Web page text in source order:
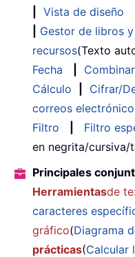
Vista de diseño
Gestor de libros
recursos(Texto
Fecha
Cálculo
Cifrar/
correos
Filtro
Filtro
en negrita/cursiva/
Principales
Herramientasde
caracteres
gráfico(Diagrama
prácticas(Calcular